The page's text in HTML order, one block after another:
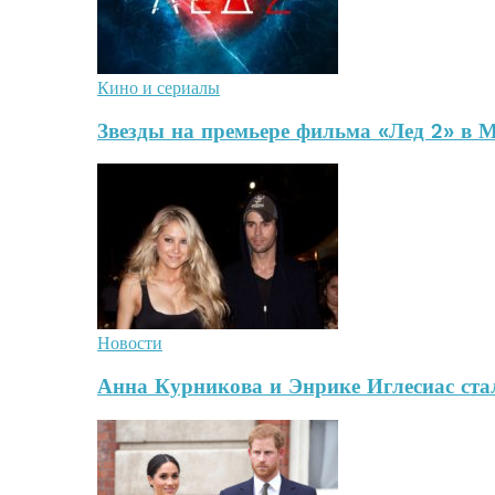
Кино и сериалы
Звезды на премьере фильма «Лед 2» в
Новости
Анна Курникова и Энрике Иглесиас